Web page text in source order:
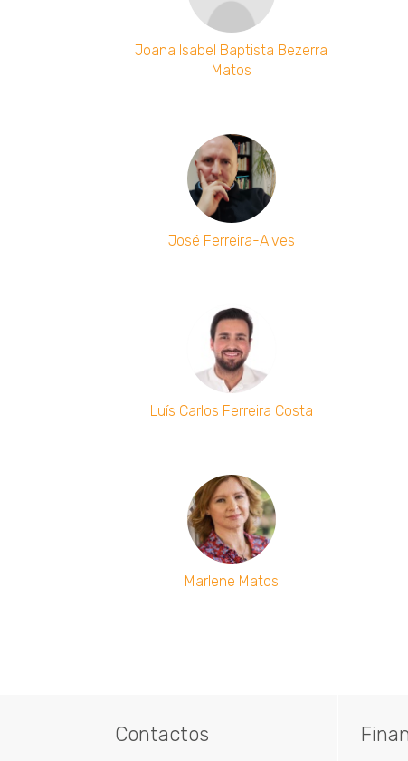
Joana Isabel Baptista Bezerra
Matos
José Ferreira-Alves
Luís Carlos Ferreira Costa
Marlene Matos
Contactos